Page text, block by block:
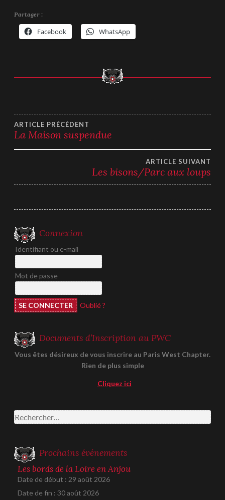
Partager :
Facebook WhatsApp
Navigation
de
ARTICLE PRÉCÉDENT
La Maison suspendue
ARTICLE SUIVANT
Les bisons/Parc aux loups
Connexion
Identifiant ou e-mail
Mot de passe
Oublié ?
Documents d’Inscription au PWC
Vous êtes désireux de vous inscrire au Paris West Chapter.
Rien de plus simple
Cliquez ici
Rechercher :
Prochains événements
Les bords de la Loire en Anjou
Date de début : 29 août 2026
Date de fin : 30 août 2026